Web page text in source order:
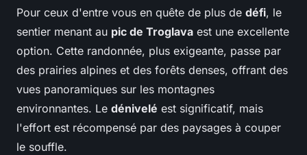
Pour ceux d'entre vous en quête de plus de défi, le
sentier menant au pic de Troglava est une excellente
option. Cette randonnée, plus exigeante, passe par
des prairies alpines et des forêts denses, offrant des
vues panoramiques sur les montagnes
environnantes. Le dénivelé est significatif, mais
l'effort est récompensé par des paysages à couper
le souffle.